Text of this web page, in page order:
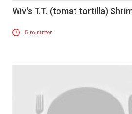
Wiv's T.T. (tomat tortilla)
5 minutter